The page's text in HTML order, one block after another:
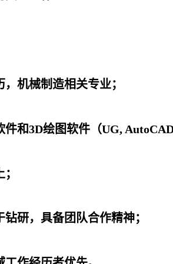
机械制造相关专业；
件和3D绘图软件（UG,
研，具备团队合作精神；